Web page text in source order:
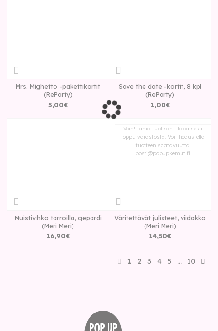
Mrs. Mighetto -pakettikortit
(ReParty)
5,00€
Save the date -kortit, 8 kpl
(ReParty)
1,00€
Muistivihko tarroilla, gepardi
(Meri Meri)
16,90€
Väritettävät julisteet, viidakko
(Meri Meri)
14,50€
Voih! Tämä tuote on tilapäisesti
loppu varastosta. Voit tiedustella
tuotteen saatavuutta
posti@popupkemut.fi
1 2 3 4 5 … 10